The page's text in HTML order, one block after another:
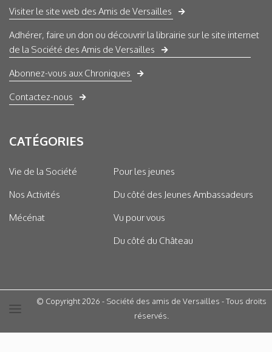
Visiter le site web des Amis de Versailles
Adhérer, faire un don ou découvrir la librairie sur le site internet
de la Société des Amis de Versailles
Abonnez-vous aux Chroniques
Contactez-nous
CATÉGORIES
Vie de la Société
Nos Activités
Mécénat
Pour les jeunes
Du côté des Jeunes Ambassadeurs
Vu pour vous
Du côté du Château
© Copyright 2026 - Société des amis de Versailles - Tous droits
réservés.